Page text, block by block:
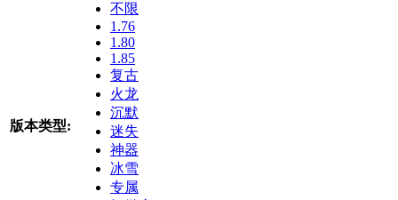
版本类型:
不限
1.76
1.80
1.85
复古
火龙
沉默
迷失
神器
冰雪
专属